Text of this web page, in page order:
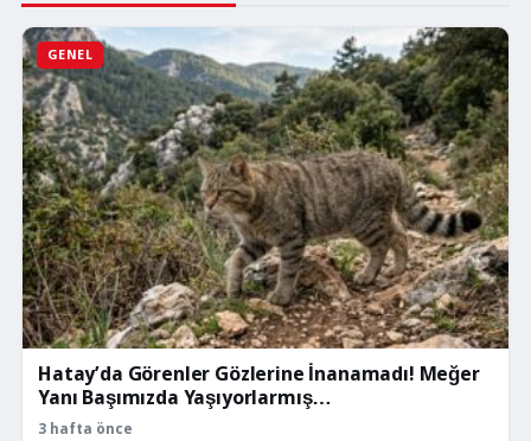
Başkanı
Tamer
Mandalıcı
ile
sürdürülebilir
turizm
ve
çevre
konularında
görüştü.
GENEL
Hatay’da Görenler Gözlerine İnanamadı! Meğer
Yanı Başımızda Yaşıyorlarmış…
3 hafta önce